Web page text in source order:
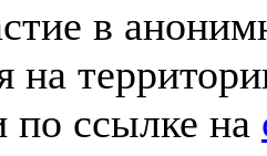
в
на
по ссылке на